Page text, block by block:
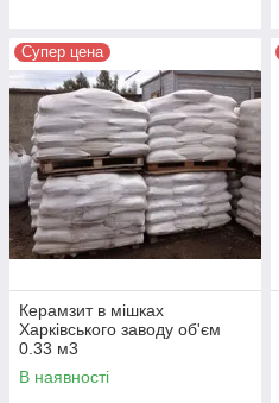
Супер цена
Керамзит в мішках
Харківського заводу об'єм
0.33 м3
В наявності